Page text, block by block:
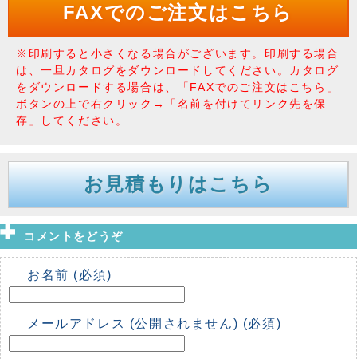
FAXでのご注文はこちら
※印刷すると小さくなる場合がございます。印刷する場合
は、一旦カタログをダウンロードしてください。カタログ
をダウンロードする場合は、「FAXでのご注文はこちら」
ボタンの上で右クリック→「名前を付けてリンク先を保
存」してください。
お見積もりはこちら
コメントをどうぞ
お名前 (必須)
メールアドレス (公開されません) (必須)